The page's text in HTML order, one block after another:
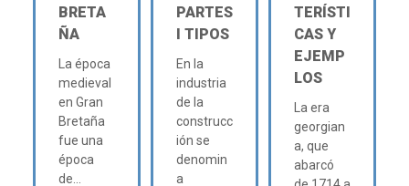
BRETA
ÑA
La época
medieval
en Gran
Bretaña
fue una
época
de...
PARTES
Ι TIPOS
En la
industria
de la
construcc
ión se
denomin
a
TERÍSTI
CAS Y
EJEMP
LOS
La era
georgian
a, que
abarcó